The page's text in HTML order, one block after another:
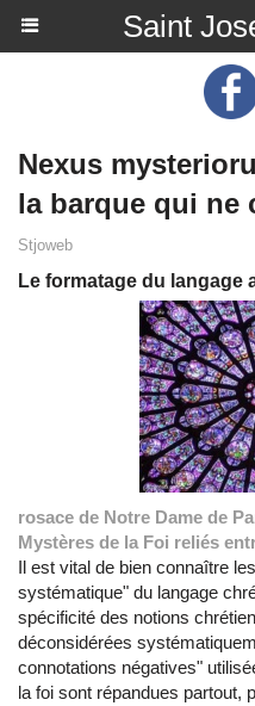
Saint
Nexus
la barque qui ne
Stjoweb
Le formatage du langage
rosace de Notre Dame de
Mystères de la Foi reliés
Il est vital de bien connaître
systématique" du langage
spécificité des notions
déconsidérées
connotations négatives"
la foi sont répandues partout,